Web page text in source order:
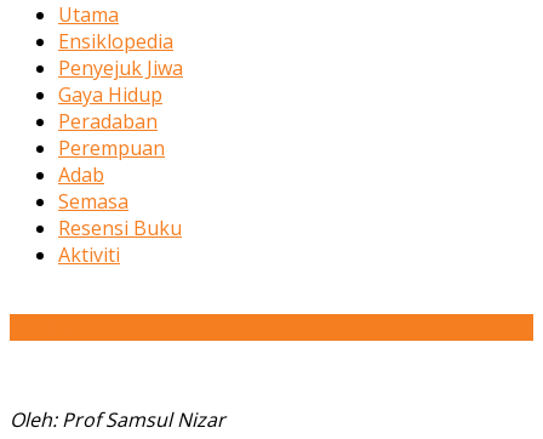
Utama
Ensiklopedia
Penyejuk Jiwa
Gaya Hidup
Peradaban
Perempuan
Adab
Semasa
Resensi Buku
Aktiviti
Oleh: Prof Samsul Nizar